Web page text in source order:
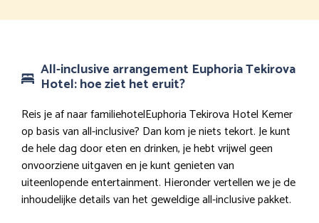
All-inclusive arrangement Euphoria Tekirova
Hotel: hoe ziet het eruit?
Reis je af naar familiehotelEuphoria Tekirova Hotel Kemer
op basis van all-inclusive? Dan kom je niets tekort. Je kunt
de hele dag door eten en drinken, je hebt vrijwel geen
onvoorziene uitgaven en je kunt genieten van
uiteenlopende entertainment. Hieronder vertellen we je de
inhoudelijke details van het geweldige all-inclusive pakket.